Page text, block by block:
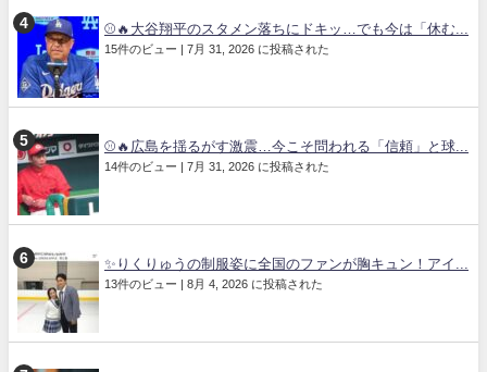
⚾🔥大谷翔平のスタメン落ちにドキッ…でも今は「休む...
15件のビュー | 7月 31, 2026 に投稿された
⚾🔥広島を揺るがす激震…今こそ問われる「信頼」と球...
14件のビュー | 7月 31, 2026 に投稿された
✨りくりゅうの制服姿に全国のファンが胸キュン！アイ...
13件のビュー | 8月 4, 2026 に投稿された